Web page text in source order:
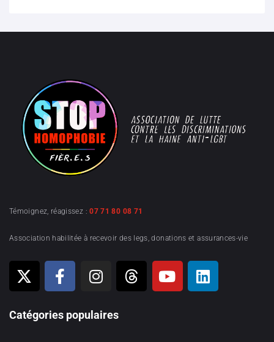
Témoignez, réagissez :07 71 80 08 71
Association habilitée à recevoir des legs, donations et assurances-vie
Catégories populaires